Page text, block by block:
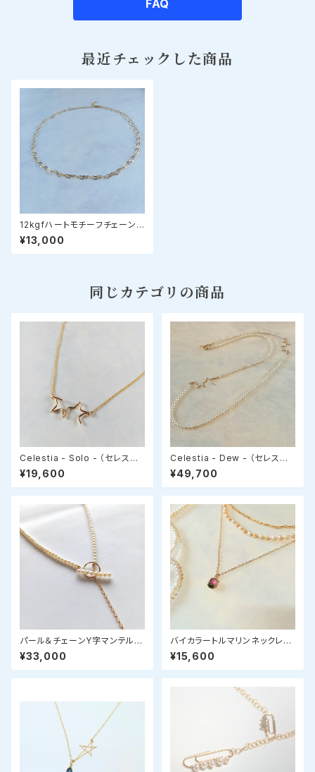
FAQ
最近チェックした商品
12kgfハートモチーフチェーン
ネックレス 選べる長さ40-45
cm
¥13,000
同じカテゴリの商品
Celestia - Solo - （セレステ
ィア・ソロ）星モチーフ✧スライド
アジャスターネックレス
¥19,600
Celestia - Dew - （セレスティ
ア・デュー）星モチーフ✧ロング
パールネックレス
¥49,700
パール＆チェーンY字マンテルネ
ックレス
¥33,000
バイカラートルマリンネックレス
(フリーフォーム）
¥15,600